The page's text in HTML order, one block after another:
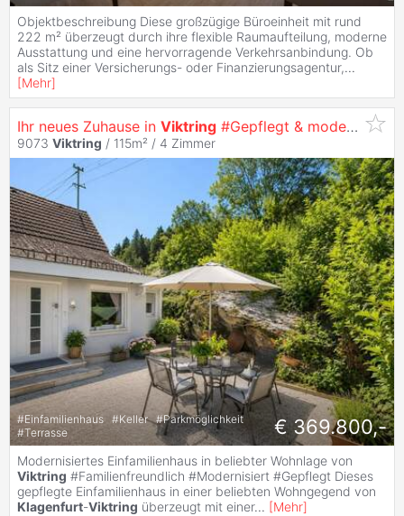
Objektbeschreibung Diese großzügige Büroeinheit mit rund
222 m² überzeugt durch ihre flexible Raumaufteilung, moderne
Ausstattung und eine hervorragende Verkehrsanbindung. Ob
als Sitz einer Versicherungs- oder Finanzierungsagentur,...
[Mehr]
Ihr neues Zuhause in Viktring #Gepflegt & modernisiert
9073 Viktring / 115m² / 4 Zimmer
#Einfamilienhaus #Keller #Parkmöglichkeit
#Terrasse € 369.800,-
Modernisiertes Einfamilienhaus in beliebter Wohnlage von
Viktring #Familienfreundlich #Modernisiert #Gepflegt Dieses
gepflegte Einfamilienhaus in einer beliebten Wohngegend von
Klagenfurt-Viktring überzeugt mit einer... [Mehr]